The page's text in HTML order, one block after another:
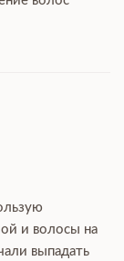
и волосы на
выпадать